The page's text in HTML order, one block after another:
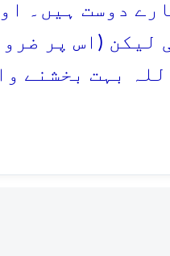
دوست ہیں۔
لیکن (اس پر
بہت بخشنے